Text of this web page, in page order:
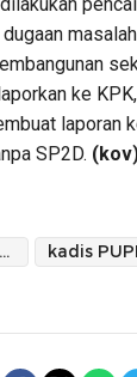
ke
laporan
SP2D.
kadis pendidikan taliabu kadis